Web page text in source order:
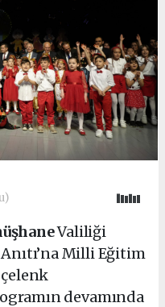
Valiliği
Milli Eğitim
devamında